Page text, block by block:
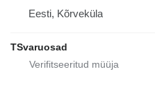
Eesti, Kõrveküla
TSvaruosad